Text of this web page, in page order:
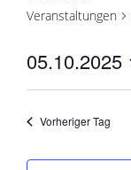
Veranstaltungen
05.10.2025
Datum
wählen.
Vorheriger Tag